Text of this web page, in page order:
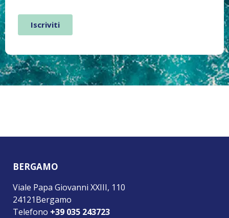
BERGAMO
Viale Papa Giovanni XXIII, 110
24121Bergamo
Telefono +39 035 243723